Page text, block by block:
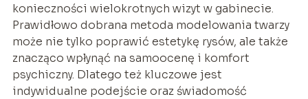
konieczności wielokrotnych wizyt w gabinecie.
Prawidłowo dobrana metoda modelowania twarzy
może nie tylko poprawić estetykę rysów, ale także
znacząco wpłynąć na samoocenę i komfort
psychiczny. Dlatego też kluczowe jest
indywidualne podejście oraz świadomość